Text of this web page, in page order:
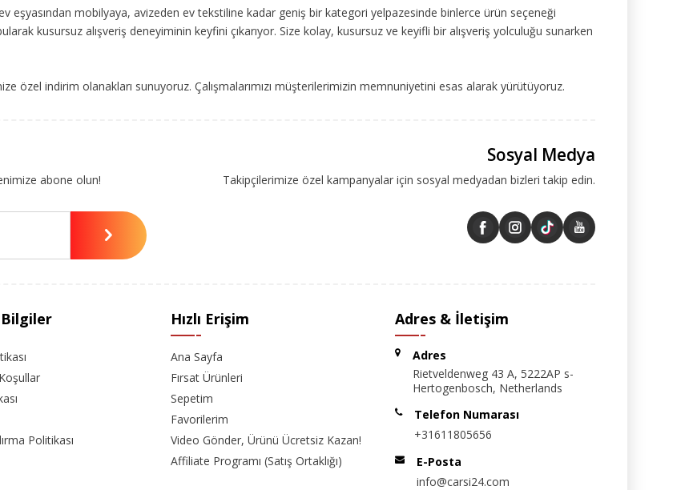
mobilyaya, avizeden ev tekstiline kadar geniş bir kategori yelpazesinde binlerce ürün seçeneği
kusursuz alışveriş deneyiminin keyfini çıkarıyor. Size kolay, kusursuz ve keyifli bir alışveriş yolculuğu sunarken
özel indirim olanakları sunuyoruz. Çalışmalarımızı müşterilerimizin memnuniyetini esas alarak yürütüyoruz.
abone olun!
Sosyal Medya
Takipçilerimize özel kampanyalar için sosyal medyadan bizleri takip edin.
Politikası
Hızlı Erişim
Ana Sayfa
Fırsat Ürünleri
Sepetim
Favorilerim
Video Gönder, Ürünü Ücretsiz Kazan!
Affiliate Programı (Satış Ortaklığı)
Adres & İletişim
Adres
Rietveldenweg 43 A, 5222AP s-
Hertogenbosch, Netherlands
Telefon Numarası
+31611805656
E-Posta
info@carsi24.com